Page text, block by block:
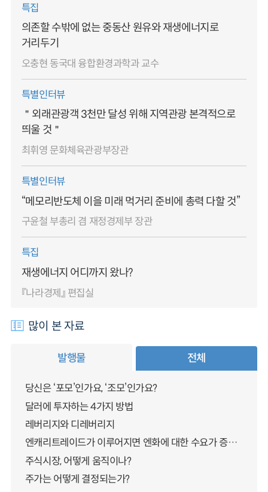
특집
의존할 수밖에 없는 중동산 원유와 재생에너지로
거리두기
오충현 동국대 융합환경과학과 교수
특별인터뷰
＂외래관광객 3천만 달성 위해 지역관광 본격적으로
띄울 것＂
최휘영 문화체육관광부장관
특별인터뷰
“메모리반도체 이을 미래 먹거리 준비에 총력 다할 것”
구윤철 부총리 겸 재정경제부 장관
특집
재생에너지 어디까지 왔나?
『나라경제』 편집실
많이 본 자료
발행물 전체
당신은 ‘포모’인가요, ‘조모’인가요?
달러에 투자하는 4가지 방법
레버리지와 디레버리지
엔캐리트레이드가 이루어지면 엔화에 대한 수요가 증가하지 않나요?
주식시장, 어떻게 움직이나?
주가는 어떻게 결정되는가?